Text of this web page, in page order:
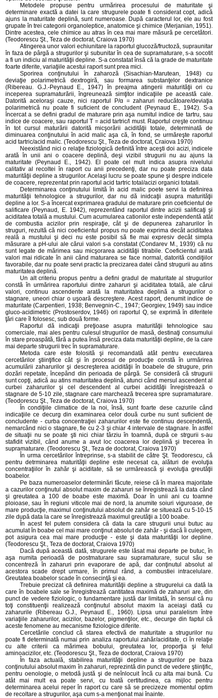
Metodele propuse pentru urmărirea procesului de maturitate şi
determinare exactă a datei la care strugurele poate fi considerat copt, adică
ajuns la maturitate deplină, sunt numeroase. După caracterul lor, ele au fost
grupate în trei categorii organoleptice, anatomice şi chimice (Merjanian, 1951).
Dintre acestea, cele chimice au atras în cea mai mare măsură pe cercetători.
(Teodorescu Şt., Teza de doctorat, Craiova 1970)
Atingerea unor valori echiunitare la raportul glucoză/fructoză, supraunitar
în faza de pârgă a strugurilor şi subunitar în cea de supramaturare, s-a socotit
a fi un indiciu al maturităţii depline. S-a constatat însă că la grade de maturitate
foarte diferite, variaţiile acestui raport sunt prea mici.
Sporirea conţinutului în zaharoză (Sisachian-Marutean, 1948) cu
deviaţie polarimetrică dextrogiră, sau formarea substanţelor dextranice
(Ribereau. G.J.-Peynaud E., 1947) în preajma atingerii maturităţii ori cu
inceperea supramaturării, îngreunează simţitor indicaţiile pe această cale.
Datorită aceloraşi cauze, nici raportul P/α = zaharuri reducătoare/deviaţia
polarimetrică nu poate fi suficient de concludent (Peynaud E., 1942). S-a
încercat a se defini gradul de maturare prin aşa numitul indice de tartru, sau
indice de coacere, sau raportul T = acid tartric/l must. Raportul creşte continuu
în tot cursul maturării datorită micşorării acidităţii totale, determinată de
diminuarea conţinutului în acid malic aşa că, în fond, se urmăreşte raportul
acid tartric/acid malic. (Teodorescu Şt., Teza de doctorat, Craiova 1970)
Neexistând nici o relaţie fiziologică definită între aceşti doi acizi, indicele
arată în unii ani o coacere deplină, deşi vizibil strugurii nu au ajuns la
maturitate (Peynaud E., 1942). El poate cel mult indica asupra nivelului
calitativ al recoltei în raport cu anii precedenţi, dar nu poate preciza data
maturităţii depline a strugurilor. Acelaşi lucru se poate spune şi despre indicele
de coacere, reprezentat prin raportul acid tartric total/acizi organici totatali.
Determinarea conţinutului limită în acid malic poete servi la definirea
maturităţii tehnologice a strugurilor, dar nu dă inidcaţii asupra maturităţii
depline a lor. S-a încercat exprimarea gradului de maturare prin coeficientul de
salificare (Peynaud, E. 1942), reprezentând raportul dintre acizii salificaţi şi
aciditatea totală a mustului. Cum acumularea cationilor este independentă atât
de combustia acizilor prin respiraţie, cât şi de depunerea zaharurilor în
struguri, rezultă că nici coeficientul propus nu poate exprima decât aciditatea
reală a mustului şi deci nu este posibil să fie mai expresiv decât simpla
măsurare a pH-ului ale cărui valori s-a constatat (Condarev M., 1939) că nu
sunt legate de mărimea sau micşorarea acidităţii titrabile. Coeficientul arată
valori mai ridicate în anii când maturarea se face normal, datorită condiţiilor
favorabile, dar nu poate servi practic la precizarea datei când strugurii au atins
maturitatea deplină.
Un alt criteriu propus pentru a defini gradul de maturitate al strugurilor
constă în urmărirea raportului dintre zaharuri şi aciditatea totală, ale cărui
valori, continuu ascendente arată la maturitatea deplină a strugurilor o
stagnare, uneori chiar o uşoară descreştere. Acest raport, denumit indice de
maturitate (Carpentieri, 1938; Benvegnin-C., 1947; Georgiev, 1949) sau indice
gluco-acidimetric (Prostoserdov, 1946) ori raportul Q, se exprimă în diferitele
ţări care îl folosesc, sub două forme.
Raportul dă indicaţii preţioase asupra maturităţii tehnologice sau
comerciale, mai ales pentru culesul strugurilor de masă, destinaţi consumului
în stare proaspătă, fără a putea însă preciza data maturităţii depline, de la care
mai departe strugurii trec în supramaturare.
Metoda care este folosită şi recomandată atât pentru executarea
cercetărilor ştiinţifice cât şi în procesul de producţie constă în urmărirea
acumulării zaharurilor şi descreşterea acidităţii în boabele de strugure, prin
dozări repetate, începând din perioada de pârgă. Se consideră că strugurii
sunt copţi, adică au atins maturitatea deplină, atunci când mersul ascendent al
curbei zaharurilor şi cel descendent al curbei acidităţii înregistrează o
stagnare de 5-10 zile, stagnare care marchează trecerea spre supramaturare.
(Teodorescu Şt., Teza de doctorat, Craiova 1970)
În condiţiile climatice de la noi, însă, sunt foarte dese cazurile când
indicaţiile ce decurg din examinarea celor două curbe nu sunt suficient de
concludente - curba concentraţiei zaharurilor este fie continuu descendentă,
nemarcând nici o stagnare, fie cu 2-3 şi chiar 4 intervale de stagnare. În astfel
de situaţii nu se poate şti nici chiar târziu în toamnă, după ce strgurii s-au
stafidit vizibil, când anume a avut loc coacerea lor deplină şi trecerea în
supramaturare. (Teodorescu Şt., Teza de doctorat, Craiova 1970)
În urma cercetărilor întreprinse, s-a stabilit de către Şt. Teodorescu, că
pentru detrminarea maturităţii depline este necesat ca, alături de evoluţia
concentraţiilor în zahăr şi aciditate, să se urmărească şi evoluţia greutăţii
boabelor.
Pe baza numeroaselor determinări făcute, reiese că în marea majoritate
a cazurilor conţinutul absolut maxim de zaharuri se înregistrează la data când
şi greutatea a 100 de boabe este maximă. Doar în unii ani cu toamne
ploioase, sau în regiuni viticole mai de nord, la anumite soiuri viguroase, de
mare producţie, maximul conţinutului absolut de zahăr se situează cu 5-10-15
zile după data la care se înregistrează maximul greutăţii a 100 boabe.
În acest fel putem considera că data la care strugurii unui butuc au
acumulat în boabe cel mai mare conţinut absolut de zahăr - şi dacă îi culegem,
pot asigura cea mai mare producţie - este şi data maturităţii lor depline.
(Teodorescu Şt., Teza de doctorat, Craiova 1970)
Dacă după această dată, strugurele este lăsat mai departe pe butuc, în
aşa numita perioadă de postmaturare sau supramaturare, sucul său se
concentreză în zaharuri prin evaporare de apă, dar conţinutul absolut al
acestora scade drept urmare, în primul rând, a combustiei intracelulare.
Greutatea boabelor scade în consecinţă şi ea.
Trebuie precizat că definirea maturităţii depline a strugurelui ca dată la
care în boabele sale se înregistrează cantitatea maximă de zaharuri are, din
punct de vedere fiziologic, o fundamentare justă dar limitată, în sensul că nu
toţi constituenţii realizează conţinutul absolut maxim la aceiaşi dată cu
zaharurile (Ribereau G.J., Peynaud E., 1960). Lipsa unui paralelism între
variaţiile zaharurilor, acizilor, bazelor, pigmenţilor, etc., decurge din faptul că
aceste fenomene au mecanisme fiziologice diferite.
Cercetările conclud că starea efectivă de maturitate a strugurilor nu
poate fi determinată numai prin analiza raportului zahăr/aciditate, ci în relaţie
cu alte criterii ca mărimea bobului, greutatea lor, proporţia şi felul
aminoacizilor, etc. (Teodorescu Şt., Teza de doctorat, Craiova 1970)
În faza actuală, stabilirea maturităţii depline a strugurilor pe baza
conţinutului absolut maxim în zaharuri, reprezintă din punct de vedere ştiinţific,
pentru oenologie, o metodă justă şi de neînlocuit încă cu alta mai bună. Cu
atât mai mult ea poate servi, cu toată certitudinea, ca mijloc pentru
determinarea acelui reper în raport cu care să se precizeze momentul optim
de recoltare a strugurilor, aşa cum s-a menţionat mai înainte.